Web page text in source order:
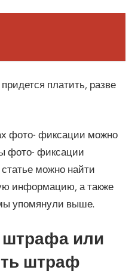
платить, разве
фото- фиксации можно
фото- фиксации
можно найти
информацию, а также
упомянули выше.
или
штраф